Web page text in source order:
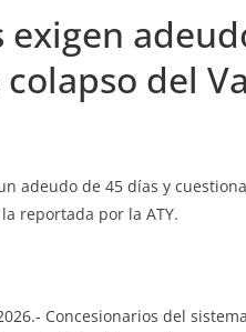
exigen
del
adeudo de 45 días y
reportada por la ATY.
Concesionarios del